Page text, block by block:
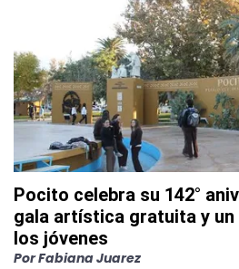
Pocito celebra su 142°
gala artística gratuita y
los jóvenes
PorFabiana Juarez